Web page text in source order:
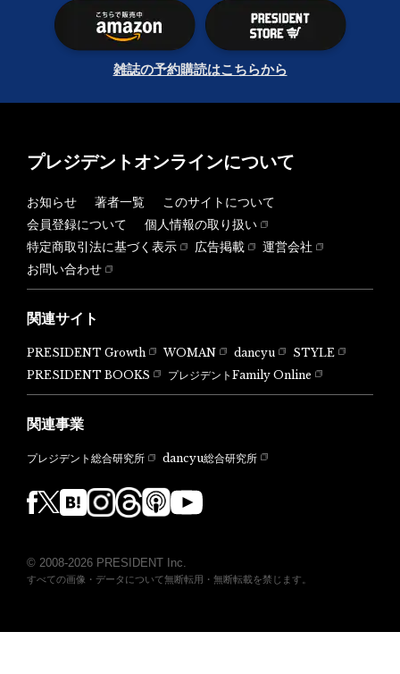
雑誌の予約購読はこちらから
プレジデントオンラインについて
お知らせ 著者一覧
このサイトについて
会員登録について
個人情報の取り扱い
特定商取引法に基づく表示
広告掲載
運営会社
お問い合わせ
関連サイト
PRESIDENT Growth WOMAN dancyu
STYLE
PRESIDENT BOOKS
プレジデントFamily Online
関連事業
プレジデント総合研究所 dancyu総合研究所
© 2008-2026 PRESIDENT Inc.
すべての画像・データについて無断転用・無断転載を禁じます。